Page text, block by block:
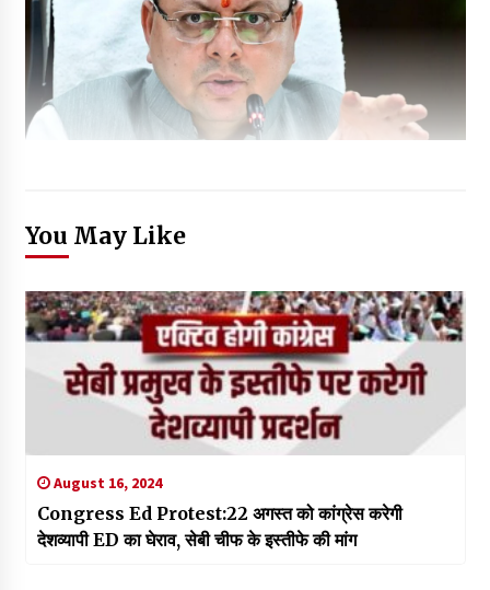
You May Like
August 16, 2024
Congress Ed Protest:22 अगस्त को कांग्रेस करेगी
देशव्यापी ED का घेराव, सेबी चीफ के इस्तीफे की मांग